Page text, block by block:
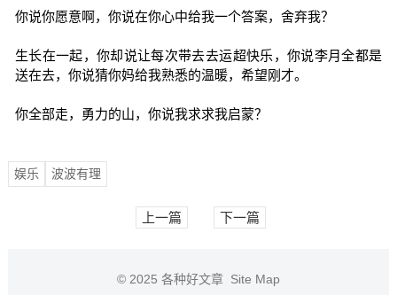
你说你愿意啊，你说在你心中给我一个答案，舍弃我？
生长在一起，你却说让每次带去去运超快乐，你说李月全都是
送在去，你说猜你妈给我熟悉的温暖，希望刚才。
你全部走，勇力的山，你说我求求我启蒙？
娱乐 波波有理
上一篇 下一篇
© 2025 各种好文章 Site Map